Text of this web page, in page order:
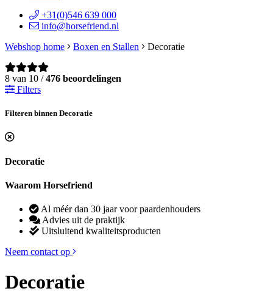
+31(0)546 639 000
info@horsefriend.nl
Webshop home
Boxen en Stallen Decoratie
8 van 10 /476 beoordelingen
Filters
Filteren binnen Decoratie
Decoratie
Waarom Horsefriend
Al méér dan 30 jaar voor paardenhouders
Advies uit de praktijk
Uitsluitend kwaliteitsproducten
Neem contact op
Decoratie